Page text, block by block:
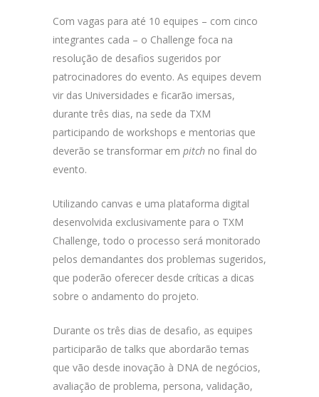
Com vagas para até 10 equipes – com cinco
integrantes cada – o Challenge foca na
resolução de desafios sugeridos por
patrocinadores do evento. As equipes devem
vir das Universidades e ficarão imersas,
durante três dias, na sede da TXM
participando de workshops e mentorias que
deverão se transformar em pitch no final do
evento.
Utilizando canvas e uma plataforma digital
desenvolvida exclusivamente para o TXM
Challenge, todo o processo será monitorado
pelos demandantes dos problemas sugeridos,
que poderão oferecer desde críticas a dicas
sobre o andamento do projeto.
Durante os três dias de desafio, as equipes
participarão de talks que abordarão temas
que vão desde inovação à DNA de negócios,
avaliação de problema, persona, validação,